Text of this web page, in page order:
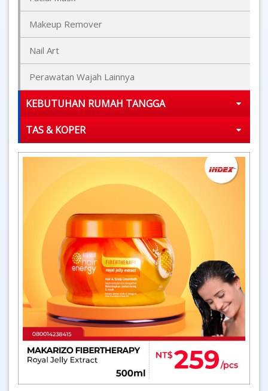
Makeup Remover
Nail Art
Perawatan Wajah Lainnya
KEBUTUHAN RUMAH TANGGA
TAS & KOPER